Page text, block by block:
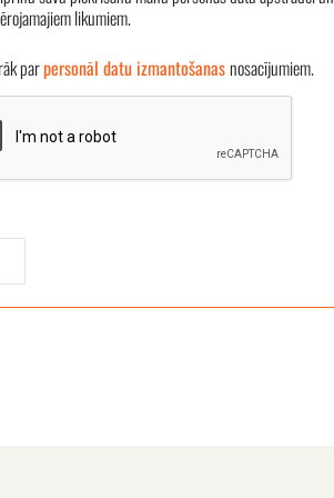
likumiem.
parpersonāl datu izmantošanasnosacījumiem.